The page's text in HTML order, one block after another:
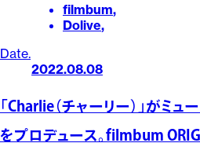
filmbum,
Dolive,
Date.
2022.08.08
「Charlie（チャーリー）」がミュ
をプロデュース。filmbum